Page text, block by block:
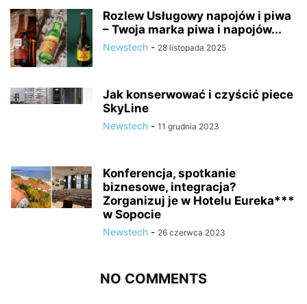
Rozlew Usługowy napojów i piwa
– Twoja marka piwa i napojów...
Newstech - 28 listopada 2025
Jak konserwować i czyścić piece
SkyLine
Newstech - 11 grudnia 2023
Konferencja, spotkanie
biznesowe, integracja?
Zorganizuj je w Hotelu Eureka***
w Sopocie
Newstech - 26 czerwca 2023
NO COMMENTS